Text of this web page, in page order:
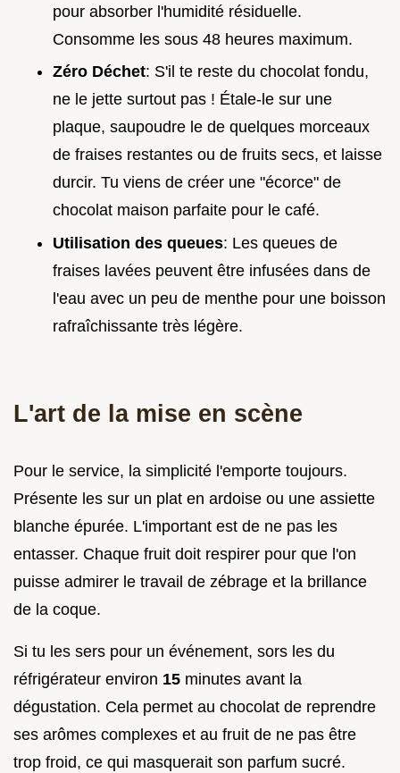
pour absorber l'humidité résiduelle.
Consomme les sous 48 heures maximum.
Zéro Déchet: S'il te reste du chocolat fondu,
ne le jette surtout pas ! Étale-le sur une
plaque, saupoudre le de quelques morceaux
de fraises restantes ou de fruits secs, et laisse
durcir. Tu viens de créer une "écorce" de
chocolat maison parfaite pour le café.
Utilisation des queues: Les queues de
fraises lavées peuvent être infusées dans de
l'eau avec un peu de menthe pour une boisson
rafraîchissante très légère.
L'art de la mise en scène
Pour le service, la simplicité l'emporte toujours.
Présente les sur un plat en ardoise ou une assiette
blanche épurée. L'important est de ne pas les
entasser. Chaque fruit doit respirer pour que l'on
puisse admirer le travail de zébrage et la brillance
de la coque.
Si tu les sers pour un événement, sors les du
réfrigérateur environ 15 minutes avant la
dégustation. Cela permet au chocolat de reprendre
ses arômes complexes et au fruit de ne pas être
trop froid, ce qui masquerait son parfum sucré.